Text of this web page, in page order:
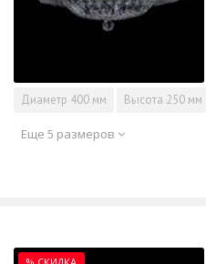
Диаметр 400 мм Высота 250 мм
Еще 5 размеров